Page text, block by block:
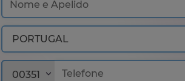
00351